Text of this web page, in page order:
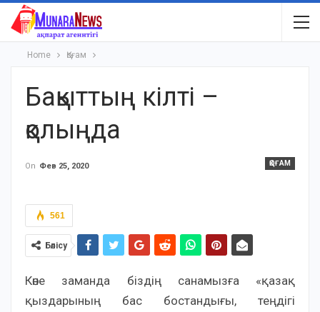
Home Қоғам
Бақыттың кілті –
қолыңда
ҚОҒАМ
On Фев 25, 2020
561
Бөлісу
Көне заманда біздің санамызға «қазақ
қыздарының бас бостандығы, теңдігі